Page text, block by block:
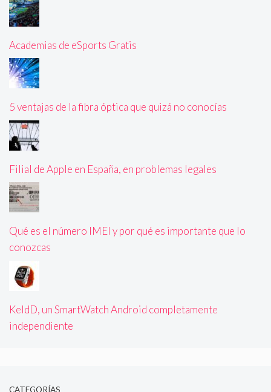
Academias de eSports Gratis
5 ventajas de la fibra óptica que quizá no conocías
Filial de Apple en España, en problemas legales
Qué es el número IMEI y por qué es importante que lo
conozcas
KeldD, un SmartWatch Android completamente
independiente
CATEGORÍAS